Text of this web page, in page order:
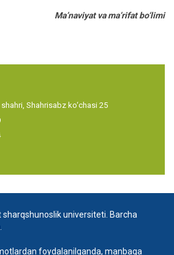
Ma’naviyat va ma’rifat bo‘limi
Shahrisabz ko‘chasi 25
universiteti. Barcha
foydalanilganda, manbaga